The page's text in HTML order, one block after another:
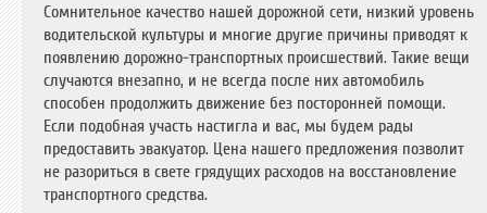
Сомнительное качество нашей дорожной сети, низкий уровень
водительской культуры и многие другие причины приводят к
появлению дорожно-транспортных происшествий. Такие вещи
случаются внезапно, и не всегда после них автомобиль
способен продолжить движение без посторонней помощи.
Если подобная участь настигла и вас, мы будем рады
предоставить эвакуатор. Цена нашего предложения позволит
не разориться в свете грядущих расходов на восстановление
транспортного средства.